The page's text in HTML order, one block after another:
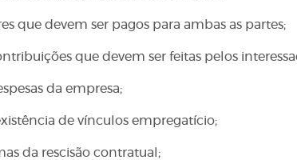
que devem ser pagos para ambas as partes;
que devem ser feitas pelos
da empresa;
de vínculos empregatício;
da rescisão contratual;